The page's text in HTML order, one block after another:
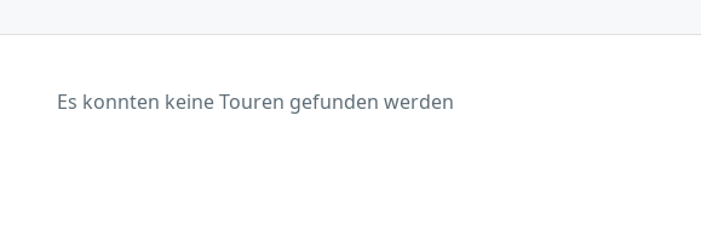
Es konnten keine Touren gefunden werden